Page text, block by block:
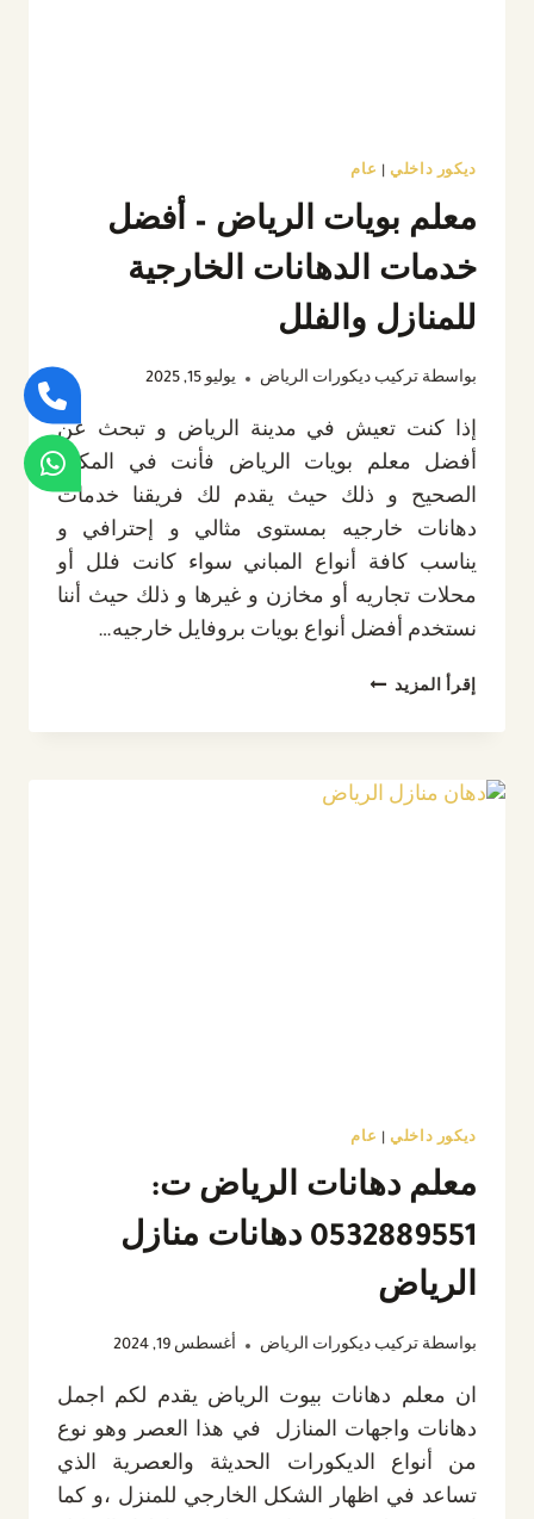
ديكور داخلي عام
معلم بويات الرياض – أفضل
خدمات الدهانات الخارجية
للمنازل والفلل
بواسطة تركيب ديكورات الرياض يوليو 15, 2025
إذا كنت تعيش في مدينة الرياض و تبحث عن
أفضل معلم بويات الرياض فأنت في المكان
الصحيح و ذلك حيث يقدم لك فريقنا خدمات
دهانات خارجيه بمستوى مثالي و إحترافي و
يناسب كافة أنواع المباني سواء كانت فلل أو
محلات تجاريه أو مخازن و غيرها و ذلك حيث أننا
نستخدم أفضل أنواع بويات بروفايل خارجيه…
إقرأ المزيد معلم
الرياض
أفضل
ديكور داخلي عام
معلم دهانات الرياض ت:
0532889551 دهانات منازل
الرياض
بواسطة تركيب ديكورات الرياض أغسطس 19, 2024
ان معلم دهانات بيوت الرياض يقدم لكم اجمل
دهانات واجهات المنازل في هذا العصر وهو نوع
من أنواع الديكورات الحديثة والعصرية الذي
تساعد في اظهار الشكل الخارجي للمنزل ،و كما